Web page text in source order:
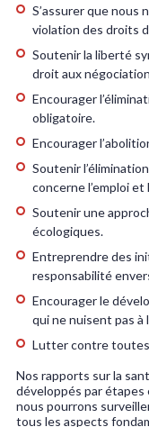
S’assurer que nous
violation des droits
Soutenir la liberté
droit aux
Encourager
obligatoire.
Encourager
Soutenir
concerne l’emploi
Soutenir une
écologiques.
Entreprendre des
responsabilité
Encourager le
qui ne nuisent pas à
Lutter contre toutes
Nos rapports sur la
développés par étapes
nous pourrons
tous les aspects